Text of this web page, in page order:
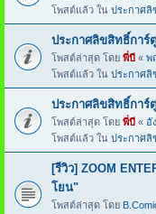
โพสต์แล้ว ใน ประกาศลิ
ประกาศลิขสิทธิ์การ์
โพสต์ล่าสุด โดย พี่บี « พ
โพสต์แล้ว ใน ประกาศลิ
ประกาศลิขสิทธิ์การ์
โพสต์ล่าสุด โดย พี่บี « อั
โพสต์แล้ว ใน ประกาศลิ
[รีวิว] ZOOM
โยน"
โพสต์ล่าสุด โดย